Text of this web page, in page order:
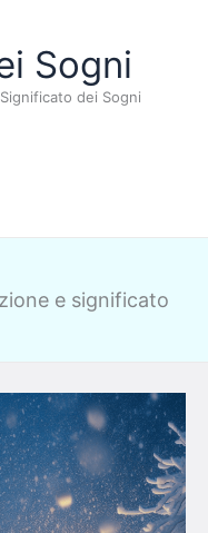
Sogni
dei Sogni
e significato